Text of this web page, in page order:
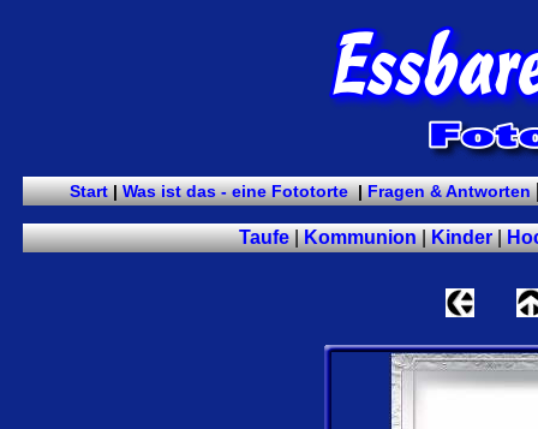
Start|Was ist das - eine Fototorte|Fragen & Antworten
Taufe|Kommunion|Kinder|